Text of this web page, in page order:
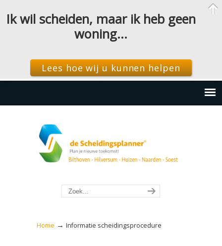
Home → Informatie scheidingsprocedure
Ik wil scheiden, maar ik heb geen
woning…
Lees hoe wij u kunnen helpen